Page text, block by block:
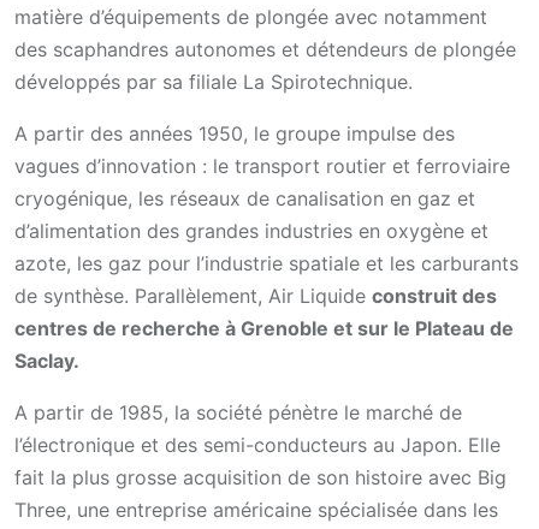
matière d’équipements de plongée avec notamment
des scaphandres autonomes et détendeurs de plongée
développés par sa filiale La Spirotechnique.
A partir des années 1950, le groupe impulse des
vagues d’innovation : le transport routier et ferroviaire
cryogénique, les réseaux de canalisation en gaz et
d’alimentation des grandes industries en oxygène et
azote, les gaz pour l’industrie spatiale et les carburants
de synthèse. Parallèlement, Air Liquide construit des
centres de recherche à Grenoble et sur le Plateau de
Saclay.
A partir de 1985, la société pénètre le marché de
l’électronique et des semi-conducteurs au Japon. Elle
fait la plus grosse acquisition de son histoire avec Big
Three, une entreprise américaine spécialisée dans les